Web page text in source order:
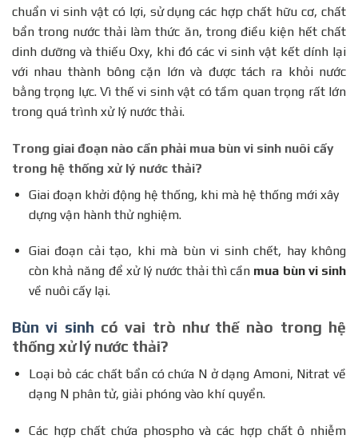
chuẩn vi sinh vật có lợi, sử dụng các hợp chất hữu cơ, chất
bẩn trong nước thải làm thức ăn, trong điều kiện hết chất
dinh dưỡng và thiếu Oxy, khi đó các vi sinh vật kết dính lại
với nhau thành bông cặn lớn và được tách ra khỏi nước
bằng trọng lực. Vì thế vi sinh vật có tầm quan trọng rất lớn
trong quá trình xử lý nước thải.
Trong giai đoạn nào cần phải mua bùn vi sinh nuôi cấy
trong hệ thống xử lý nước thải?
Giai đoạn khởi động hệ thống, khi mà hệ thống mới xây
dựng vận hành thử nghiệm.
Giai đoạn cải tạo, khi mà bùn vi sinh chết, hay không
còn khả năng để xử lý nước thải thì cần mua bùn vi sinh
về nuôi cấy lại.
Bùn vi sinh có vai trò như thế nào trong hệ
thống xử lý nước thải?
Loại bỏ các chất bẩn có chứa N ở dạng Amoni, Nitrat về
dạng N phân tử, giải phóng vào khí quyển.
Các hợp chất chứa phospho và các hợp chất ô nhiễm